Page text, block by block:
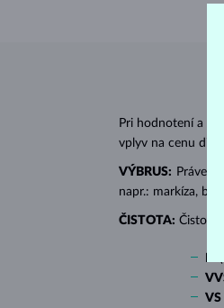
Pri hodnotení a
vplyv na cenu
VÝBRUS: Práve
napr.: markíza,
ČISTOTA: Čistotu
VS